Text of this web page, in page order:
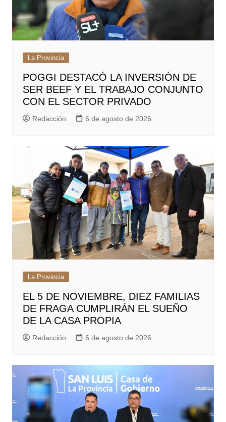
La Provincia
POGGI DESTACÓ LA INVERSIÓN DE
SER BEEF Y EL TRABAJO CONJUNTO
CON EL SECTOR PRIVADO
Redacción 6 de agosto de 2026
La Provincia
EL 5 DE NOVIEMBRE, DIEZ FAMILIAS
DE FRAGA CUMPLIRÁN EL SUEÑO
DE LA CASA PROPIA
Redacción 6 de agosto de 2026